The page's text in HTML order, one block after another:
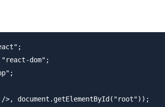
"react-dom";